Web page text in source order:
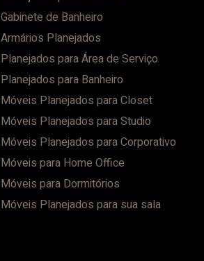
Gabinete de Banheiro
Armários Planejados
Planejados para Área de Serviço
Planejados para Banheiro
Móveis Planejados para Closet
Móveis Planejados para Studio
Móveis Planejados para Corporativo
Móveis para Home Office
Móveis para Dormitórios
Móveis Planejados para sua sala